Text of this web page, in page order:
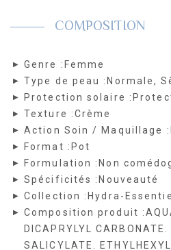
COMPOSITION
Genre : Femme
Type de peau : Normale,
Protection solaire :
Texture :Crème
Action Soin / Maquillage :
Format : Pot
Formulation : Non
Spécificités : Nouveauté
Collection : Hydra-Essentiel
Composition produit :
DICAPRYLYL CARBONATE.
SALICYLATE.